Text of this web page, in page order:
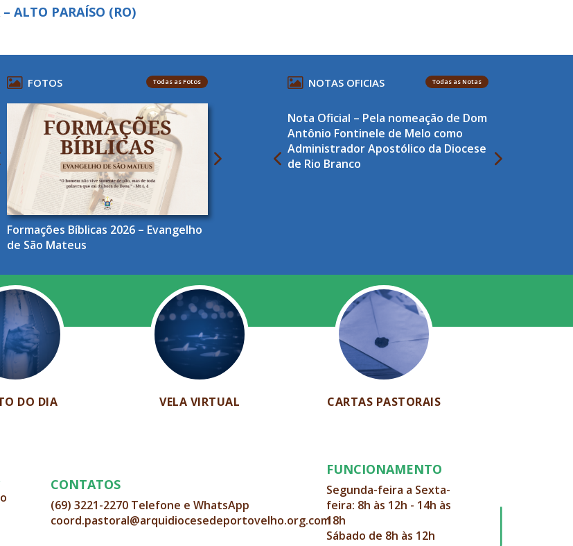
ALTO PARAÍSO (RO)
FOTOS Todas as Fotos
Formações Bíblicas 2026 – Evangelho
de São Mateus
NOTAS OFICIAS Todas as Notas
Nota Oficial – Pela nomeação de Dom
Antônio Fontinele de Melo como
Administrador Apostólico da Diocese
de Rio Branco
DO DIA VELA VIRTUAL CARTAS PASTORAIS
CONTATOS
(69) 3221-2270 Telefone e WhatsApp
coord.pastoral@arquidiocesedeportovelho.org.com
FUNCIONAMENTO
Segunda-feira a Sexta-
feira: 8h às 12h - 14h às
18h
Sábado de 8h às 12h